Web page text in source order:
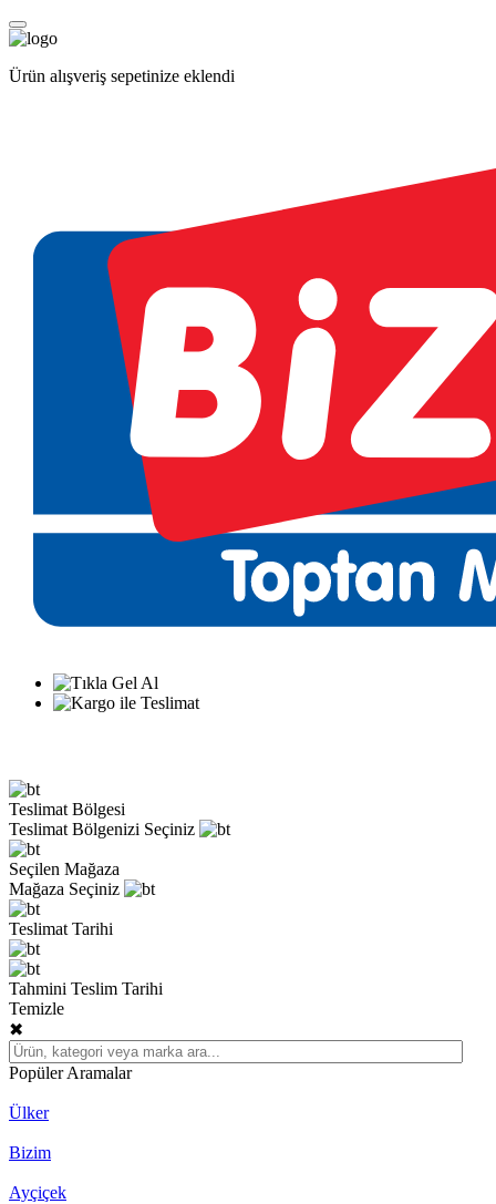
Ürün alışveriş sepetinize eklendi
Teslimat Bölgesi
Teslimat Bölgenizi Seçiniz
Seçilen Mağaza
Mağaza Seçiniz
Teslimat Tarihi
Tahmini Teslim Tarihi
Temizle
✖
Popüler Aramalar
Ülker
Bizim
Ayçiçek